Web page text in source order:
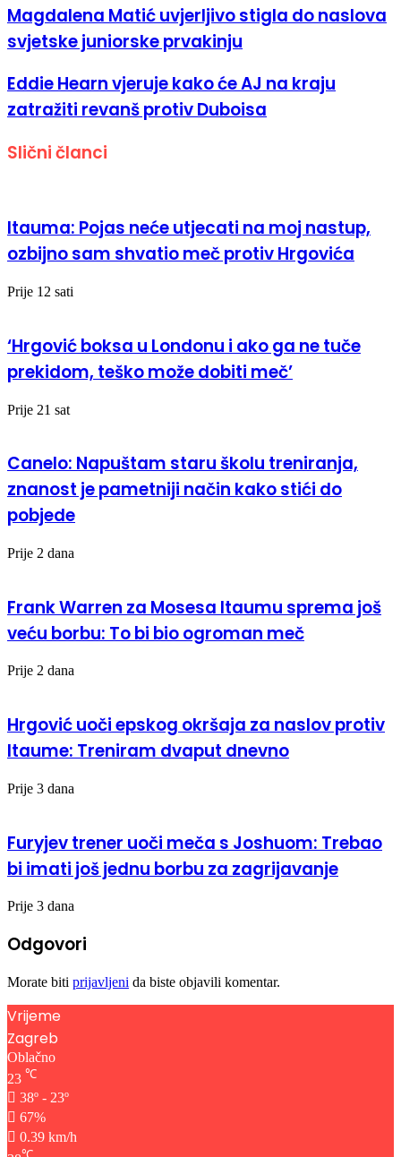
Magdalena Matić uvjerljivo stigla do naslova
svjetske juniorske prvakinju
Eddie Hearn vjeruje kako će AJ na kraju
zatražiti revanš protiv Duboisa
Slični članci
Itauma: Pojas neće utjecati na moj nastup,
ozbijno sam shvatio meč protiv Hrgovića
Prije 12 sati
‘Hrgović boksa u Londonu i ako ga ne tuče
prekidom, teško može dobiti meč’
Prije 21 sat
Canelo: Napuštam staru školu treniranja,
znanost je pametniji način kako stići do
pobjede
Prije 2 dana
Frank Warren za Mosesa Itaumu sprema još
veću borbu: To bi bio ogroman meč
Prije 2 dana
Hrgović uoči epskog okršaja za naslov protiv
Itaume: Treniram dvaput dnevno
Prije 3 dana
Furyjev trener uoči meča s Joshuom: Trebao
bi imati još jednu borbu za zagrijavanje
Prije 3 dana
Odgovori
Morate biti prijavljeni da biste objavili komentar.
Vrijeme
Zagreb
Oblačno
23 ℃
38º - 23º
67%
0.39 km/h